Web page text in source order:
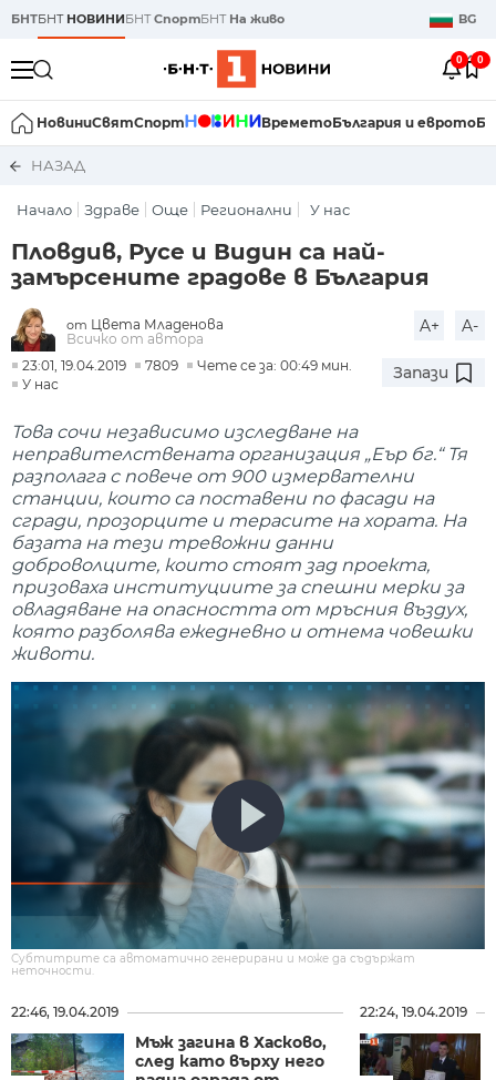
БНТБНТ НОВИНИБНТСпортБНТ На живо BG
0 0
НовиниСвятСпорт ВреметоБългария и еврото
НАЗАД
Начало Здраве Още Регионални У нас
Пловдив, Русе и Видин са най-
замърсените градове в България
от Цвета Младенова
Всичко от автора
A+ A-
23:01, 19.04.2019 7809
Чете се за: 00:49 мин.
У нас
Запази
Това сочи независимо изследване на
неправителствената организация „Еър бг.“ Тя
разполага с повече от 900 измервателни
станции, които са поставени по фасади на
сгради, прозорците и терасите на хората. На
базата на тези тревожни данни
доброволците, които стоят зад проекта,
призоваха институциите за спешни мерки за
овладяване на опасността от мръсния въздух,
която разболява ежедневно и отнема човешки
животи.
Субтитрите са автоматично генерирани и може да съдържат
неточности.
22:46, 19.04.2019
Мъж загина в Хасково,
след като върху него
22:24, 19.04.2019